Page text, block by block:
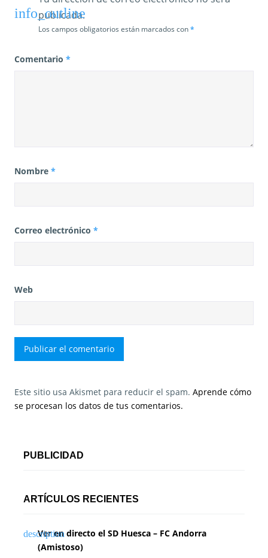
publicada.
Los campos obligatorios están marcados con*
Comentario *
Nombre *
Correo electrónico *
Web
Este sitio usa Akismet para reducir el spam. Aprende cómo
se procesan los datos de tus comentarios.
PUBLICIDAD
ARTÍCULOS RECIENTES
Ver en directo el SD Huesca – FC Andorra
(Amistoso)